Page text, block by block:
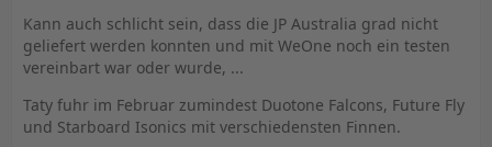
Kann auch schlicht sein, dass die JP Australia grad nicht
geliefert werden konnten und mit WeOne noch ein testen
vereinbart war oder wurde, ...
Taty fuhr im Februar zumindest Duotone Falcons, Future Fly
und Starboard Isonics mit verschiedensten Finnen.